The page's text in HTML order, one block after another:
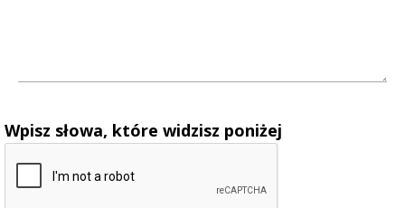
Wpisz słowa, które widzisz poniżej